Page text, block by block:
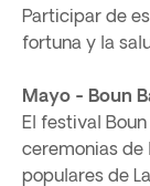
Participar de
fortuna y la
Mayo - Boun
El festival
ceremonias de
populares de